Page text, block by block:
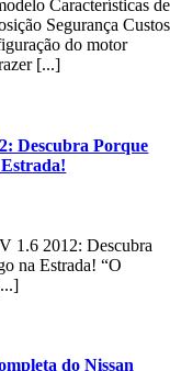
Características de
Segurança Custos
do motor
[...]
Descubra Porque
1.6 2012: Descubra
na Estrada! “O
do Nissan